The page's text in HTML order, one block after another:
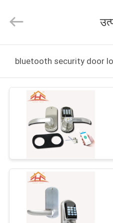
उत्पाद
विडियो
बारे
कारखाने
ENTERPRISE
COMPANY
Rights
bluetooth security door